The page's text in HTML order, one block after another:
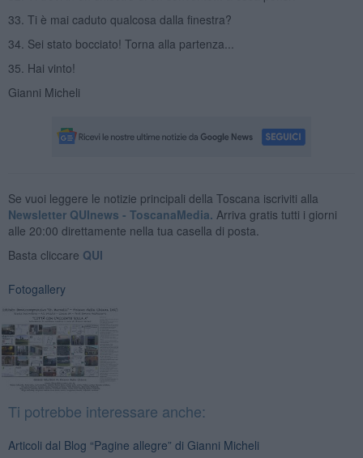
33. Ti è mai caduto qualcosa dalla finestra?
34. Sei stato bocciato! Torna alla partenza...
35. Hai vinto!
Gianni Micheli
Se vuoi leggere le notizie principali della Toscana iscriviti alla
Newsletter QUInews - ToscanaMedia. Arriva gratis tutti i giorni
alle 20:00 direttamente nella tua casella di posta.
Basta cliccare QUI
Fotogallery
Ti potrebbe interessare anche:
Articoli dal Blog “Pagine allegre” di Gianni Micheli